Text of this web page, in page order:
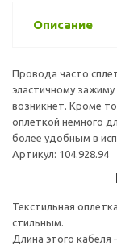
Описание
Провода часто
эластичному
возникнет. Кроме
оплеткой немного
более удобным в
Артикул: 104.928.94
Текстильная
стильным.
Длина этого